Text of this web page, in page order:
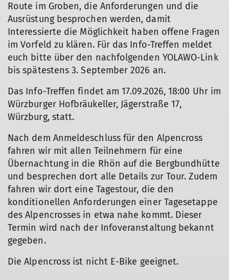
Route im Groben, die Anforderungen und die
Ausrüstung besprochen werden, damit
Interessierte die Möglichkeit haben offene Fragen
im Vorfeld zu klären. Für das Info-Treffen meldet
euch bitte über den nachfolgenden YOLAWO-Link
bis spätestens 3. September 2026 an.
Das Info-Treffen findet am 17.09.2026, 18:00 Uhr im
Würzburger Hofbräukeller, Jägerstraße 17,
Würzburg, statt.
Nach dem Anmeldeschluss für den Alpencross
fahren wir mit allen Teilnehmern für eine
Übernachtung in die Rhön auf die Bergbundhütte
und besprechen dort alle Details zur Tour. Zudem
fahren wir dort eine Tagestour, die den
konditionellen Anforderungen einer Tagesetappe
des Alpencrosses in etwa nahe kommt. Dieser
Termin wird nach der Infoveranstaltung bekannt
gegeben.
Die Alpencross ist nicht E-Bike geeignet.